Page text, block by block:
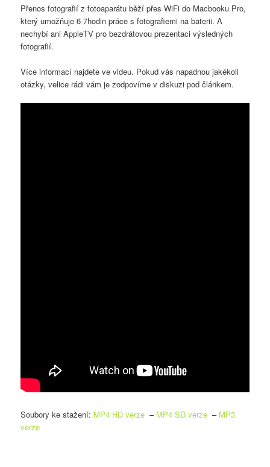
Přenos fotografií z fotoaparátu běží přes WiFi do Macbooku Pro,
který umožňuje 6-7hodin práce s fotografiemi na baterii. A
nechybí ani AppleTV pro bezdrátovou prezentaci výsledných
fotografií.
Více informací najdete ve videu. Pokud vás napadnou jakékoli
otázky, velice rádi vám je zodpovíme v diskuzi pod článkem.
Soubory ke stažení: MP4 HD verze – MP4 SD verze – MP3
verze